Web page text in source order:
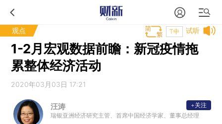
观点 试听
T中
1-2月宏观数据前瞻：新冠疫情拖
累整体经济活动
2020年03月03日 17:21
汪涛
瑞银亚洲经济研究主管、首席中国经济学家、董事总经理
+关注